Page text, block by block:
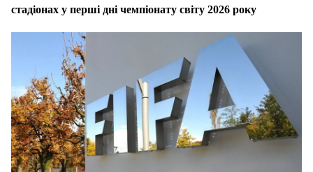
стадіонах у перші дні чемпіонату світу 2026 року